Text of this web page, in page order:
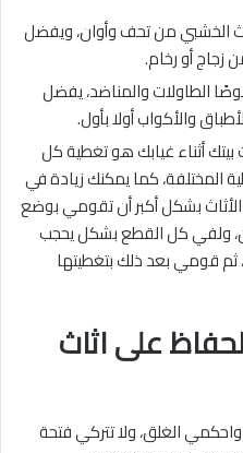
الخشبي من تحف وأوان، ويفضل
زجاج أو رخام.
الطاولات والمناضد، يفضل
والأكواب أولا بأول.
أثناء غيابك هو تغطية كل
المختلفة، كما يمكنك زيادة في
بشكل أكبر أن تقومي بوضع
ولفي كل القطع بشكل يحجب
ثم قومي بعد ذلك بتغطيتها
على اثاث
الغلق، ولا تتركي فتحة